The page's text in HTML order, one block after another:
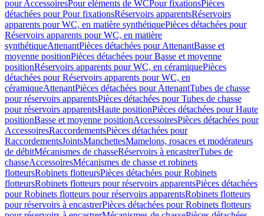
pour AccessoiresPour eléments de WCPour fixationsPièces
détachées pour Pour fixationsRéservoirs apparentsRéservoirs
apparents pour WC, en matière synthétiquePièces détachées pour
Réservoirs apparents pour WC, en matière
synthétiqueAttenantPièces détachées pour AttenantBasse et
moyenne positionPièces détachées pour Basse et moyenne
positionRéservoirs apparents pour WC, en céramiquePièces
détachées pour Réservoirs apparents pour WC, en
céramiqueAttenantPièces détachées pour AttenantTubes de chasse
pour réservoirs apparentsPièces détachées pour Tubes de chasse
pour réservoirs apparentsHaute positionPièces détachées pour Haute
positionBasse et moyenne positionAccessoiresPièces détachées pour
AccessoiresRaccordementsPièces détachées pour
RaccordementsJointsManchettesMamelons, rosaces et modérateurs
de débitMécanismes de chasseRéservoirs à encastrerTubes de
chasseAccessoiresMécanismes de chasse et robinets
flotteursRobinets flotteursPièces détachées pour Robinets
flotteursRobinets flotteurs pour réservoirs apparentsPièces détachées
pour Robinets flotteurs pour réservoirs apparentsRobinets flotteurs
pour réservoirs à encastrerPièces détachées pour Robinets flotteurs